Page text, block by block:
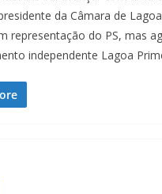
da Câmara de
representação do PS, mas
independente Lagoa